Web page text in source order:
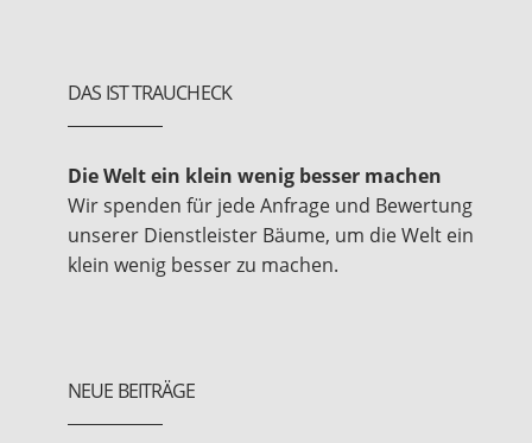
DAS IST TRAUCHECK
Die Welt ein klein wenig besser machen
Wir spenden für jede Anfrage und Bewertung
unserer Dienstleister Bäume, um die Welt ein
klein wenig besser zu machen.
NEUE BEITRÄGE